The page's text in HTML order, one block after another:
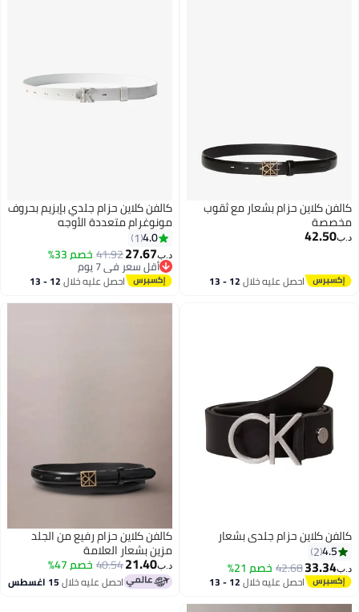
كالفن كلاين حزام بشعار مع ثقوب
مخصصة
د.ب‏42.50
احصل عليه خلال 12 - 13
3
كالفن كلاين حزام جلدي بإبزيم بحروف
مونوغرام متعددة الأوجه
4.0
1
د.ب‏27.67
41.92خصم 33%
أقل سعر في 7 يوم
أقل سعر في 7 يوماحصل عليه خلال 12 - 13
كالفن كلاين حزام جلدي بشعار
4.5
2
د.ب‏33.34
42.68خصم 21%
احصل عليه خلال 12 - 13
كالفن كلاين حزام رفيع من الجلد
مزين بشعار العلامة
د.ب‏21.40
40.54خصم 47%
احصل عليه خلال15 اغسطس